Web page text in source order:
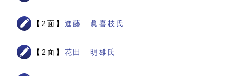
【2面】 進藤 眞喜枝氏
【2面】 花田 明雄氏